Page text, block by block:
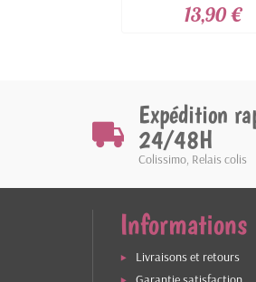
13,90 €
Expédition
24/48H
Colissimo, Relais colis
Informations
Livraisons et retours